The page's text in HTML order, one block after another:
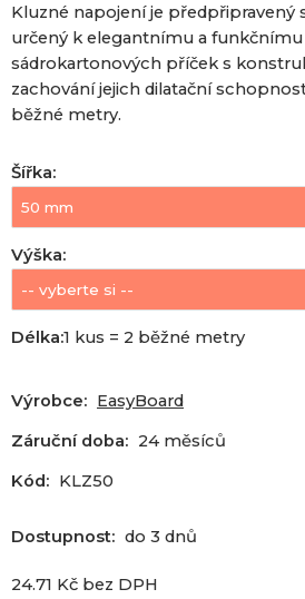
Kluzné napojení je předpřipravený
určený k elegantnímu a
sádrokartonových příček s
zachování jejich dilatační
běžné metry.
Šířka:
Výška:
Délka:1 kus = 2 běžné metry
Výrobce: EasyBoard
Záruční doba: 24 měsíců
Kód: KLZ50
Dostupnost: do 3 dnů
24.71 Kč bez DPH